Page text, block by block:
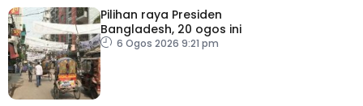
Pilihan raya Presiden
Bangladesh, 20 ogos ini
6 Ogos 2026 9:21 pm